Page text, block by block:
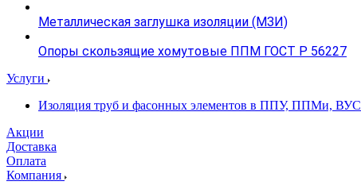
Металлическая заглушка изоляции (МЗИ)
Опоры скользящие хомутовые ППМ ГОСТ Р 56227
Услуги
Изоляция труб и фасонных элементов в ППУ, ППМи, ВУС
Акции
Доставка
Оплата
Компания